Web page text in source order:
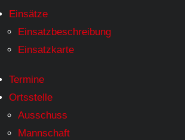
Einsätze
Einsatzbeschreibung
Einsatzkarte
Termine
Ortsstelle
Ausschuss
Mannschaft